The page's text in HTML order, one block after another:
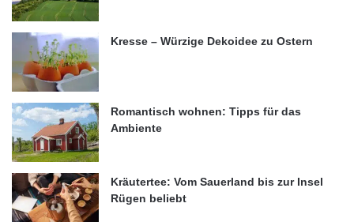
Kresse – Würzige Dekoidee zu Ostern
Romantisch wohnen: Tipps für das
Ambiente
Kräutertee: Vom Sauerland bis zur Insel
Rügen beliebt